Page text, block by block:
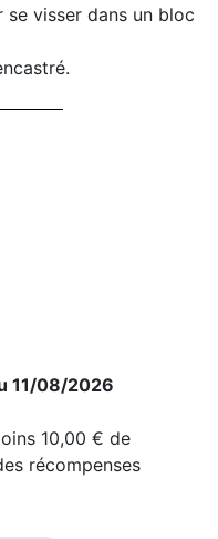
visser dans un bloc
11/08/2026
10,00 € de
récompenses